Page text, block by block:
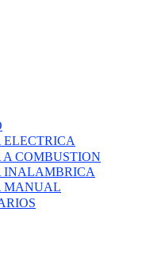
ELECTRICA
COMBUSTION
INALAMBRICA
MANUAL